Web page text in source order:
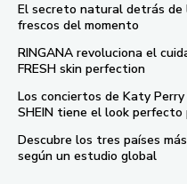
El secreto natural detrás de
frescos del momento
RINGANA revoluciona el
FRESH skin perfection
Los conciertos de Katy
SHEIN tiene el look
Descubre los tres países
según un estudio global